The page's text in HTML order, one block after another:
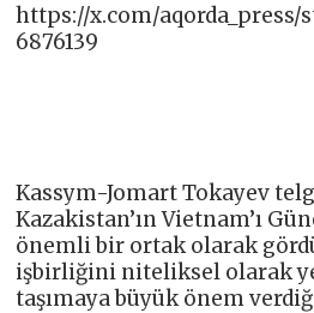
https://x.com/aqorda_press/
6876139
Kassym-Jomart Tokayev
Kazakistan’ın Vietnam’ı
önemli bir ortak olarak
işbirliğini niteliksel olarak
taşımaya büyük önem